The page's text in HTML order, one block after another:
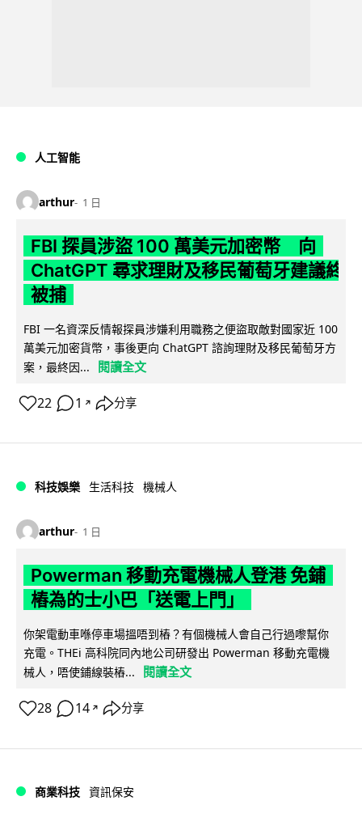
人工智能
arthur 1 日
FBI 探員涉盜 100 萬美元加密幣 向
ChatGPT 尋求理財及移民葡萄牙建議終
被捕
FBI 一名資深反情報探員涉嫌利用職務之便盜取敵對國家近 100
萬美元加密貨幣，事後更向 ChatGPT 諮詢理財及移民葡萄牙方
案，最終因...
閱讀全文
22 1 ↗ 分享
科技娛樂 生活科技 機械人
arthur 1 日
Powerman 移動充電機械人登港 免鋪
樁為的士小巴「送電上門」
你架電動車喺停車場搵唔到樁？有個機械人會自己行過嚟幫你
充電。THEi 高科院同內地公司研發出 Powerman 移動充電機
械人，唔使鋪線裝樁...
閱讀全文
28 14 ↗ 分享
商業科技 資訊保安